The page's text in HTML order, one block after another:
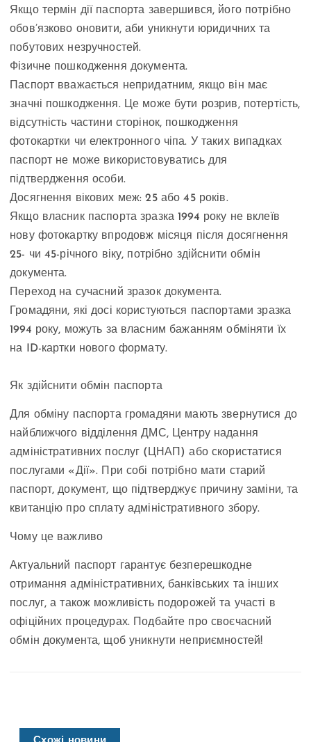
Якщо термін дії паспорта завершився, його потрібно
обов’язково оновити, аби уникнути юридичних та
побутових незручностей.
Фізичне пошкодження документа.
Паспорт вважається непридатним, якщо він має
значні пошкодження. Це може бути розрив, потертість,
відсутність частини сторінок, пошкодження
фотокартки чи електронного чіпа. У таких випадках
паспорт не може використовуватись для
підтвердження особи.
Досягнення вікових меж: 25 або 45 років.
Якщо власник паспорта зразка 1994 року не вклеїв
нову фотокартку впродовж місяця після досягнення
25- чи 45-річного віку, потрібно здійснити обмін
документа.
Переход на сучасний зразок документа.
Громадяни, які досі користуються паспортами зразка
1994 року, можуть за власним бажанням обміняти їх
на ID-картки нового формату.
Як здійснити обмін паспорта
Для обміну паспорта громадяни мають звернутися до
найближчого відділення ДМС, Центру надання
адміністративних послуг (ЦНАП) або скористатися
послугами «Дії». При собі потрібно мати старий
паспорт, документ, що підтверджує причину заміни, та
квитанцію про сплату адміністративного збору.
Чому це важливо
Актуальний паспорт гарантує безперешкодне
отримання адміністративних, банківських та інших
послуг, а також можливість подорожей та участі в
офіційних процедурах. Подбайте про своєчасний
обмін документа, щоб уникнути неприємностей!